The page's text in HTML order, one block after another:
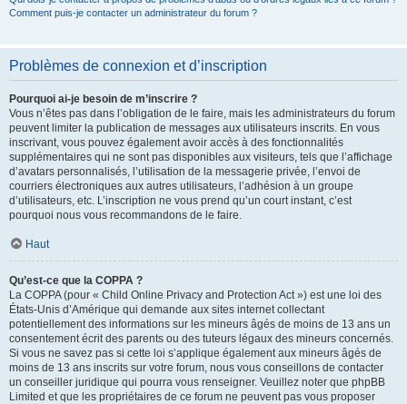
Comment puis-je contacter un administrateur du forum ?
Problèmes de connexion et d’inscription
Pourquoi ai-je besoin de m’inscrire ?
Vous n’êtes pas dans l’obligation de le faire, mais les administrateurs du forum
peuvent limiter la publication de messages aux utilisateurs inscrits. En vous
inscrivant, vous pouvez également avoir accès à des fonctionnalités
supplémentaires qui ne sont pas disponibles aux visiteurs, tels que l’affichage
d’avatars personnalisés, l’utilisation de la messagerie privée, l’envoi de
courriers électroniques aux autres utilisateurs, l’adhésion à un groupe
d’utilisateurs, etc. L’inscription ne vous prend qu’un court instant, c’est
pourquoi nous vous recommandons de le faire.
Haut
Qu’est-ce que la COPPA ?
La COPPA (pour « Child Online Privacy and Protection Act ») est une loi des
États-Unis d’Amérique qui demande aux sites internet collectant
potentiellement des informations sur les mineurs âgés de moins de 13 ans un
consentement écrit des parents ou des tuteurs légaux des mineurs concernés.
Si vous ne savez pas si cette loi s’applique également aux mineurs âgés de
moins de 13 ans inscrits sur votre forum, nous vous conseillons de contacter
un conseiller juridique qui pourra vous renseigner. Veuillez noter que phpBB
Limited et que les propriétaires de ce forum ne peuvent pas vous proposer